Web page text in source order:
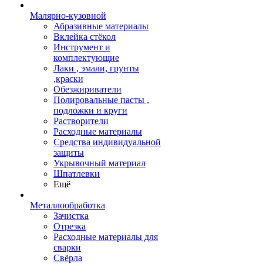
Малярно-кузовной
Абразивные материалы
Вклейка стёкол
Инструмент и
комплектующие
Лаки , эмали, грунты
,краски
Обезжириватели
Полировальные пасты ,
подложки и круги
Растворители
Расходные материалы
Средства индивидуальной
защиты
Укрывочный материал
Шпатлевки
Ещё
Металлообработка
Зачистка
Отрезка
Расходные материалы для
сварки
Свёрла